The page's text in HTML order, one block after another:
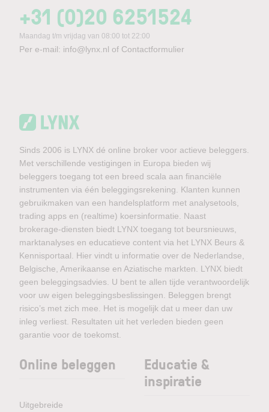
+31 (0)20 6251524
Maandag t/m vrijdag van 08:00 tot 22:00
Per e-mail: info@lynx.nl of Contactformulier
Sinds 2006 is LYNX dé online broker voor actieve beleggers.
Met verschillende vestigingen in Europa bieden wij
beleggers toegang tot een breed scala aan financiële
instrumenten via één beleggingsrekening. Klanten kunnen
gebruikmaken van een handelsplatform met analysetools,
trading apps en (realtime) koersinformatie. Naast
brokerage-diensten biedt LYNX toegang tot beursnieuws,
marktanalyses en educatieve content via het LYNX Beurs &
Kennisportaal. Hier vindt u informatie over de Nederlandse,
Belgische, Amerikaanse en Aziatische markten. LYNX biedt
geen beleggingsadvies. U bent te allen tijde verantwoordelijk
voor uw eigen beleggingsbeslissingen. Beleggen brengt
risico’s met zich mee. Het is mogelijk dat u meer dan uw
inleg verliest. Resultaten uit het verleden bieden geen
garantie voor de toekomst.
Online beleggen
Uitgebreide
Educatie &
inspiratie